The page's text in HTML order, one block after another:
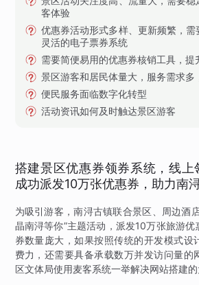
客体验
优惠券活动形式多样、更新频繁，
灵活的电子票券系统
需要简便易用的优惠券核销工具，提
景区游客和居民体量大，服务需求多
便民服务面临数字化转型
活动资讯如何及时触达景区游客
搭建景区优惠券领券系统，线上
成功派发10万张优惠券，助力南
为吸引游客，南浔古镇联合景区、周边酒
晶南浔等你”主题活动，派发10万张旅游
券数量庞大，如果按照传统的开发模式设
费力，还需要具备承载数万并发访问量的
区文体局使用麦客系统一举解决网站搭建的